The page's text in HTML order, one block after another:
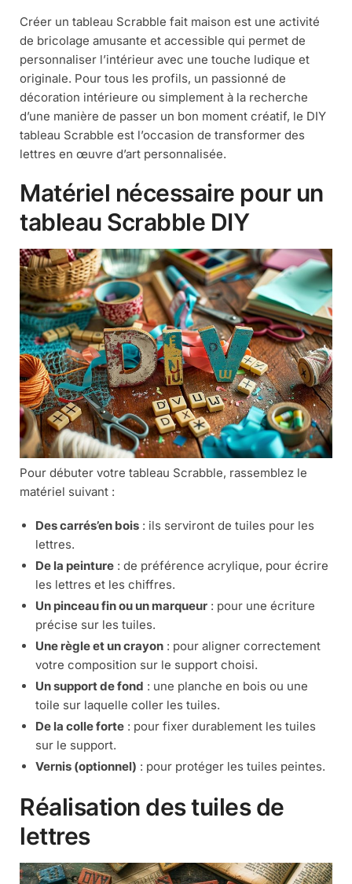
Créer un tableau Scrabble fait maison est une activité
de bricolage amusante et accessible qui permet de
personnaliser l’intérieur avec une touche ludique et
originale. Pour tous les profils, un passionné de
décoration intérieure ou simplement à la recherche
d’une manière de passer un bon moment créatif, le DIY
tableau Scrabble est l’occasion de transformer des
lettres en œuvre d’art personnalisée.
Matériel nécessaire pour un
tableau Scrabble DIY
Pour débuter votre tableau Scrabble, rassemblez le
matériel suivant :
Des carrés’en bois : ils serviront de tuiles pour les
lettres.
De la peinture : de préférence acrylique, pour écrire
les lettres et les chiffres.
Un pinceau fin ou un marqueur : pour une écriture
précise sur les tuiles.
Une règle et un crayon : pour aligner correctement
votre composition sur le support choisi.
Un support de fond : une planche en bois ou une
toile sur laquelle coller les tuiles.
De la colle forte : pour fixer durablement les tuiles
sur le support.
Vernis (optionnel) : pour protéger les tuiles peintes.
Réalisation des tuiles de
lettres